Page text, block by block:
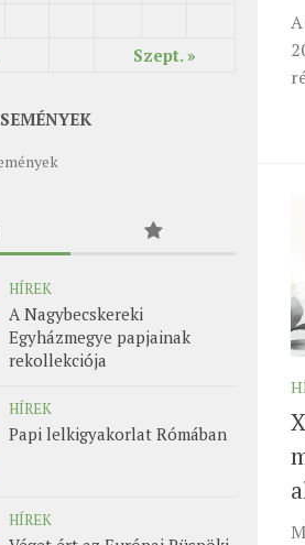
Szept. »
HÍREK
A Nagybecskereki
Egyházmegye papjainak
rekollekciója
HÍREK
Papi lelkigyakorlat Rómában
HÍREK